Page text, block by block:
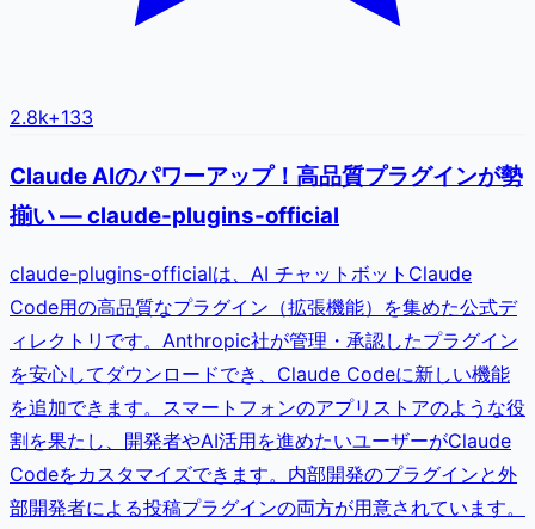
2.8k+133
Claude AIのパワーアップ！高品質プラグインが勢
揃い — claude-plugins-official
claude-plugins-officialは、AI チャットボットClaude
Code用の高品質なプラグイン（拡張機能）を集めた公式デ
ィレクトリです。Anthropic社が管理・承認したプラグイン
を安心してダウンロードでき、Claude Codeに新しい機能
を追加できます。スマートフォンのアプリストアのような役
割を果たし、開発者やAI活用を進めたいユーザーがClaude
Codeをカスタマイズできます。内部開発のプラグインと外
部開発者による投稿プラグインの両方が用意されています。